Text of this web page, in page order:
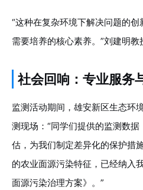
“这种在复杂环境下解决问题的
需要培养的核心素养。”刘建明教
社会回响：专业服务
监测活动期间，雄安新区生态环
测现场：“同学们提供的监测数
估，为我们制定差异化的保护措
的农业面源污染特征，已经纳入
面源污染治理方案》。”